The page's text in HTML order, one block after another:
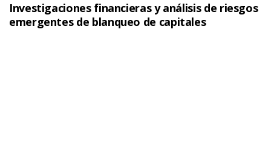
Investigaciones financieras y análisis de riesgos
emergentes de blanqueo de capitales